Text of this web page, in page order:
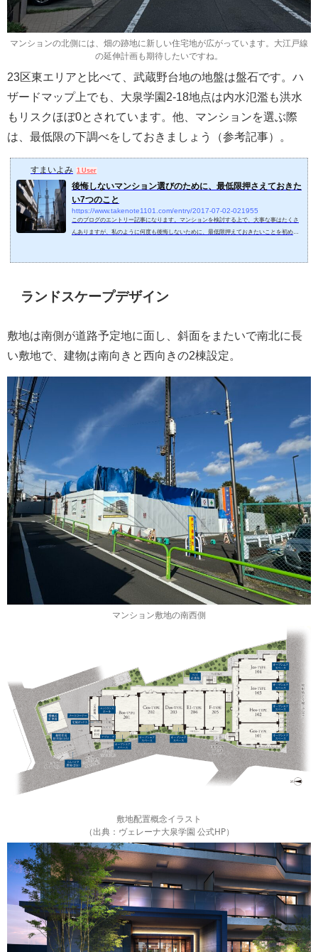
マンションの北側には、畑の跡地に新しい住宅地が広がっています。大江戸線
の延伸計画も期待したいですね。
23区東エリアと比べて、武蔵野台地の地盤は盤石です。ハ
ザードマップ上でも、大泉学園2-18地点は内水氾濫も洪水
もリスクほぼ0とされています。他、マンションを選ぶ際
は、最低限の下調べをしておきましょう（参考記事）。
すまいよみ 1 User
後悔しないマンション選びのために、最低限押さえておきた
い7つのこと
https://www.takenote1101.com/entry/2017-07-02-021955
このブログのエントリー記事になります。マンションを検討する上で、大事な事はたくさ
んありますが、私のように何度も後悔しないために、最低限押えておきたいことを初めに
前に、明確な予...
ランドスケープデザイン
敷地は南側が道路予定地に面し、斜面をまたいで南北に長
い敷地で、建物は南向きと西向きの2棟設定。
マンション敷地の南西側
敷地配置概念イラスト
（出典：ヴェレーナ大泉学園 公式HP）